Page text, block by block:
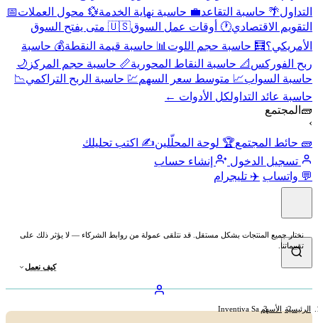
التداول 🌴 حاسبة التقاعد💼 حاسبة نهاية الخدمة💱 محول العملات📅
التقويم الاقتصادي🕐 أوقات عمل السوق
🇺🇸 متى يفتح السوق
الأمريكي؟🧮 حاسبة حجم اللوت📊 حاسبة قيمة النقطة💰 حاسبة
ربح الفوركس 📐 حاسبة النقاط المحورية📏 حاسبة حجم المركز 🌙
حاسبة السواب📈 متوسط سعر السهم💹 حاسبة الربح التراكمي 📉
حاسبة عائد التداولكل الأدوات ←
🧱المجتمع
🧱 حائط المجتمع🏆 لوحة المحلّلين✍️ اكتب تحليلك
تسجيل الدخول
إنشاء حساب
💬 واتساب ✈️ تليجرام
نختار جميع المنتجات بشكل مستقل. قد نتلقى عمولة من روابط الشركاء — لا يؤثر ذلك على
تقييماتنا.
كيف نعمل
الرئيسية الأسهم Inventiva Sa